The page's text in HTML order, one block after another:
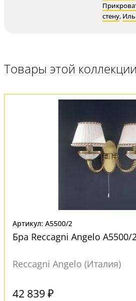
стену,
Товары этой коллекции
Артикул: A5500/2
Бра Reccagni Angelo A5500/
Reccagni Angelo (Италия)
42 839 ₽